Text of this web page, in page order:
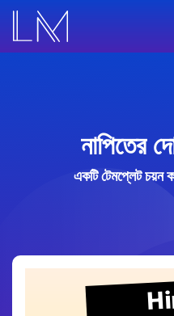
নাপিতের
একটি টেমপ্লেট চয়ন